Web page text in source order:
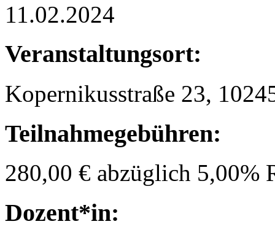
11.02.2024
Veranstaltungsort:
Kopernikusstraße 23,
Teilnahmegebühren:
280,00 € abzüglich 5,00%
Dozent*in: